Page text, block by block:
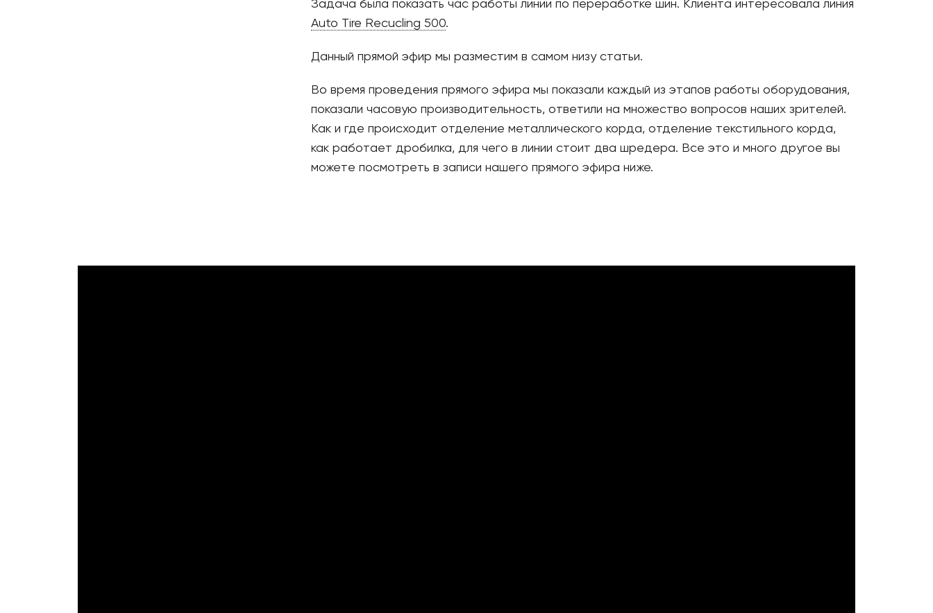
Задача была показать час работы линии по переработке шин. Клиента интересовала линия
Auto Tire Recucling 500.
Данный прямой эфир мы разместим в самом низу статьи.
Во время проведения прямого эфира мы показали каждый из этапов работы оборудования,
показали часовую производительность, ответили на множество вопросов наших зрителей.
Как и где происходит отделение металлического корда, отделение текстильного корда,
как работает дробилка, для чего в линии стоит два шредера. Все это и много другое вы
можете посмотреть в записи нашего прямого эфира ниже.